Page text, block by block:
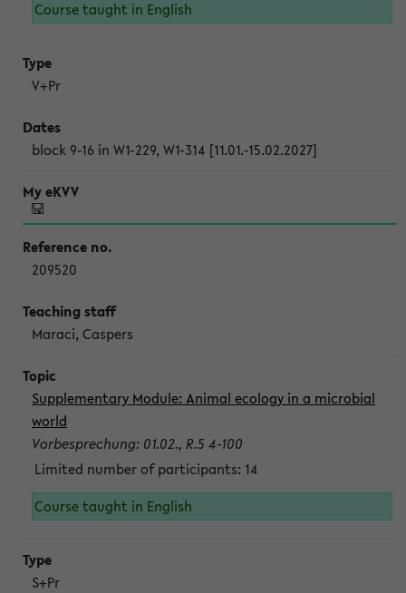
Course taught in English
V+Pr
block 9-16 in W1-229, W1-314 [11.01.-15.02.2027]
209520
Maraci, Caspers
Supplementary Module: Animal ecology in a microbial
world
Vorbesprechung: 01.02., R.5 4-100
Limited number of participants: 14
Course taught in English
S+Pr